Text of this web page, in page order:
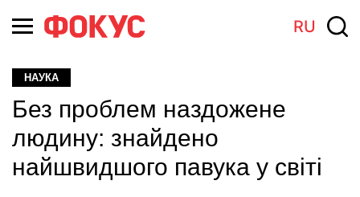
RU
НАУКА
Без проблем наздожене
людину: знайдено
найшвидшого павука у світі